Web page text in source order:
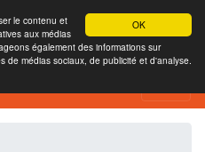
OK
le contenu et
aux médias
également des informations sur
de médias sociaux, de publicité et d'analyse.